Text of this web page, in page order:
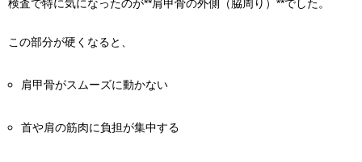
検査で特に気になったのが**肩甲骨の外側（脇周り）**でした。
この部分が硬くなると、
肩甲骨がスムーズに動かない
首や肩の筋肉に負担が集中する